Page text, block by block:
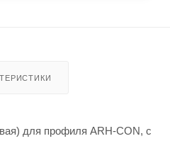
для профиля ARH-CON, с